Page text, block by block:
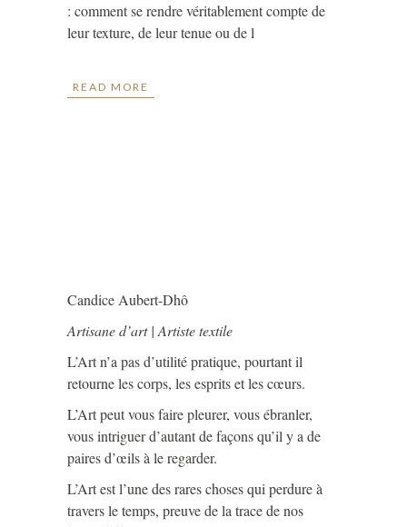
: comment se rendre véritablement compte de
leur texture, de leur tenue ou de l
READ MORE
Candice Aubert-Dhô
Artisane d’art | Artiste textile
L’Art n’a pas d’utilité pratique, pourtant il
retourne les corps, les esprits et les cœurs.
L’Art peut vous faire pleurer, vous ébranler,
vous intriguer d’autant de façons qu’il y a de
paires d’œils à le regarder.
L’Art est l’une des rares choses qui perdure à
travers le temps, preuve de la trace de nos